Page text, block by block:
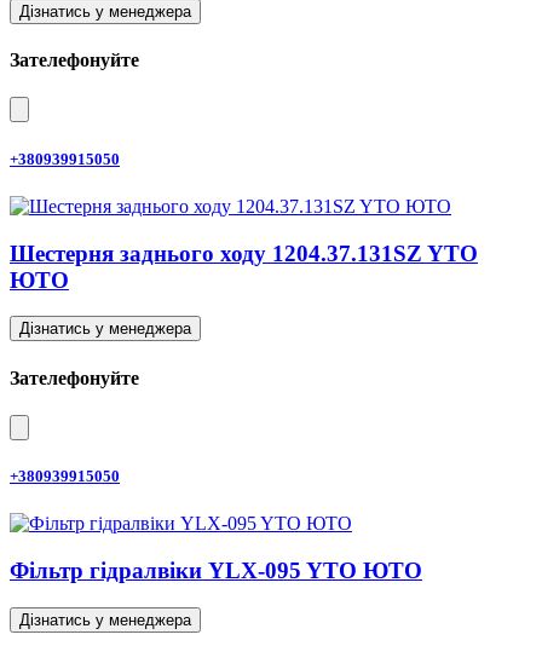
Дізнатись у менеджера
Зателефонуйте
+380939915050
Шестерня заднього ходу 1204.37.131SZ YTO
ЮТО
Дізнатись у менеджера
Зателефонуйте
+380939915050
Фільтр гідралвіки YLX-095 YTO ЮТО
Дізнатись у менеджера